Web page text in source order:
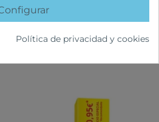
Política de privacidad y cookies